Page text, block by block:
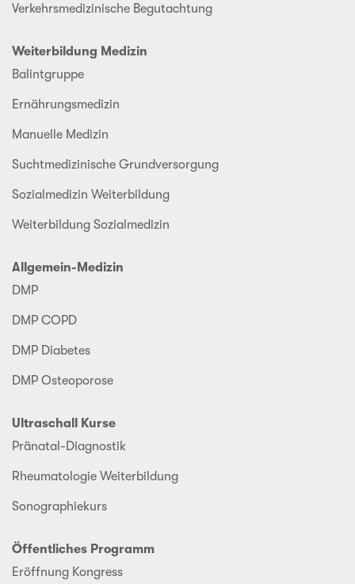
Verkehrsmedizinische Begutachtung
Weiterbildung Medizin
Balintgruppe
Ernährungsmedizin
Manuelle Medizin
Suchtmedizinische Grundversorgung
Sozialmedizin Weiterbildung
Weiterbildung Sozialmedizin
Allgemein-Medizin
DMP
DMP COPD
DMP Diabetes
DMP Osteoporose
Ultraschall Kurse
Pränatal-Diagnostik
Rheumatologie Weiterbildung
Sonographiekurs
Öffentliches Programm
Eröffnung Kongress